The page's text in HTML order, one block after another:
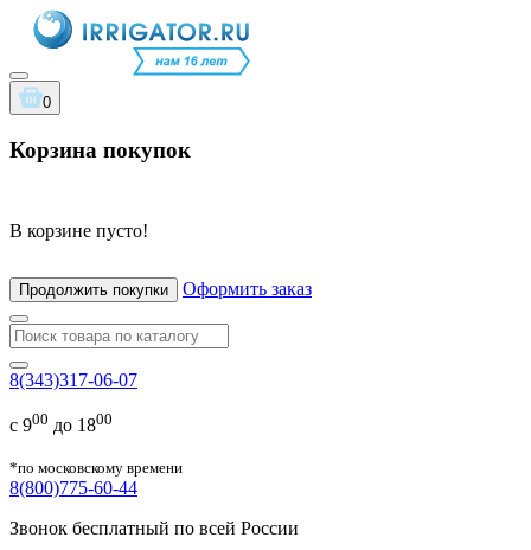
0
Корзина покупок
В корзине пусто!
Продолжить покупки Оформить заказ
8(343)317-06-07
с 900 до 1800
*по московскому времени
8(800)775-60-44
Звонок бесплатный по всей России